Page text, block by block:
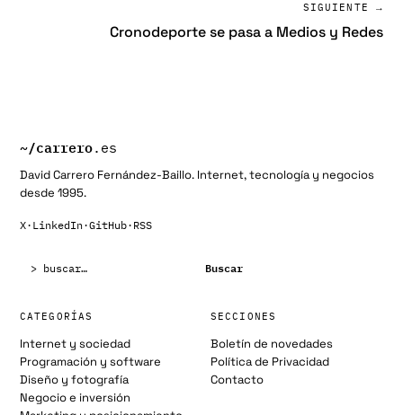
SIGUIENTE →
Cronodeporte se pasa a Medios y Redes
~/carrero.es
David Carrero Fernández-Baillo. Internet, tecnología y negocios
desde 1995.
X· LinkedIn·GitHub· RSS
Buscar
CATEGORÍAS
Internet y sociedad
Programación y software
Diseño y fotografía
Negocio e inversión
SECCIONES
Boletín de novedades
Política de Privacidad
Contacto